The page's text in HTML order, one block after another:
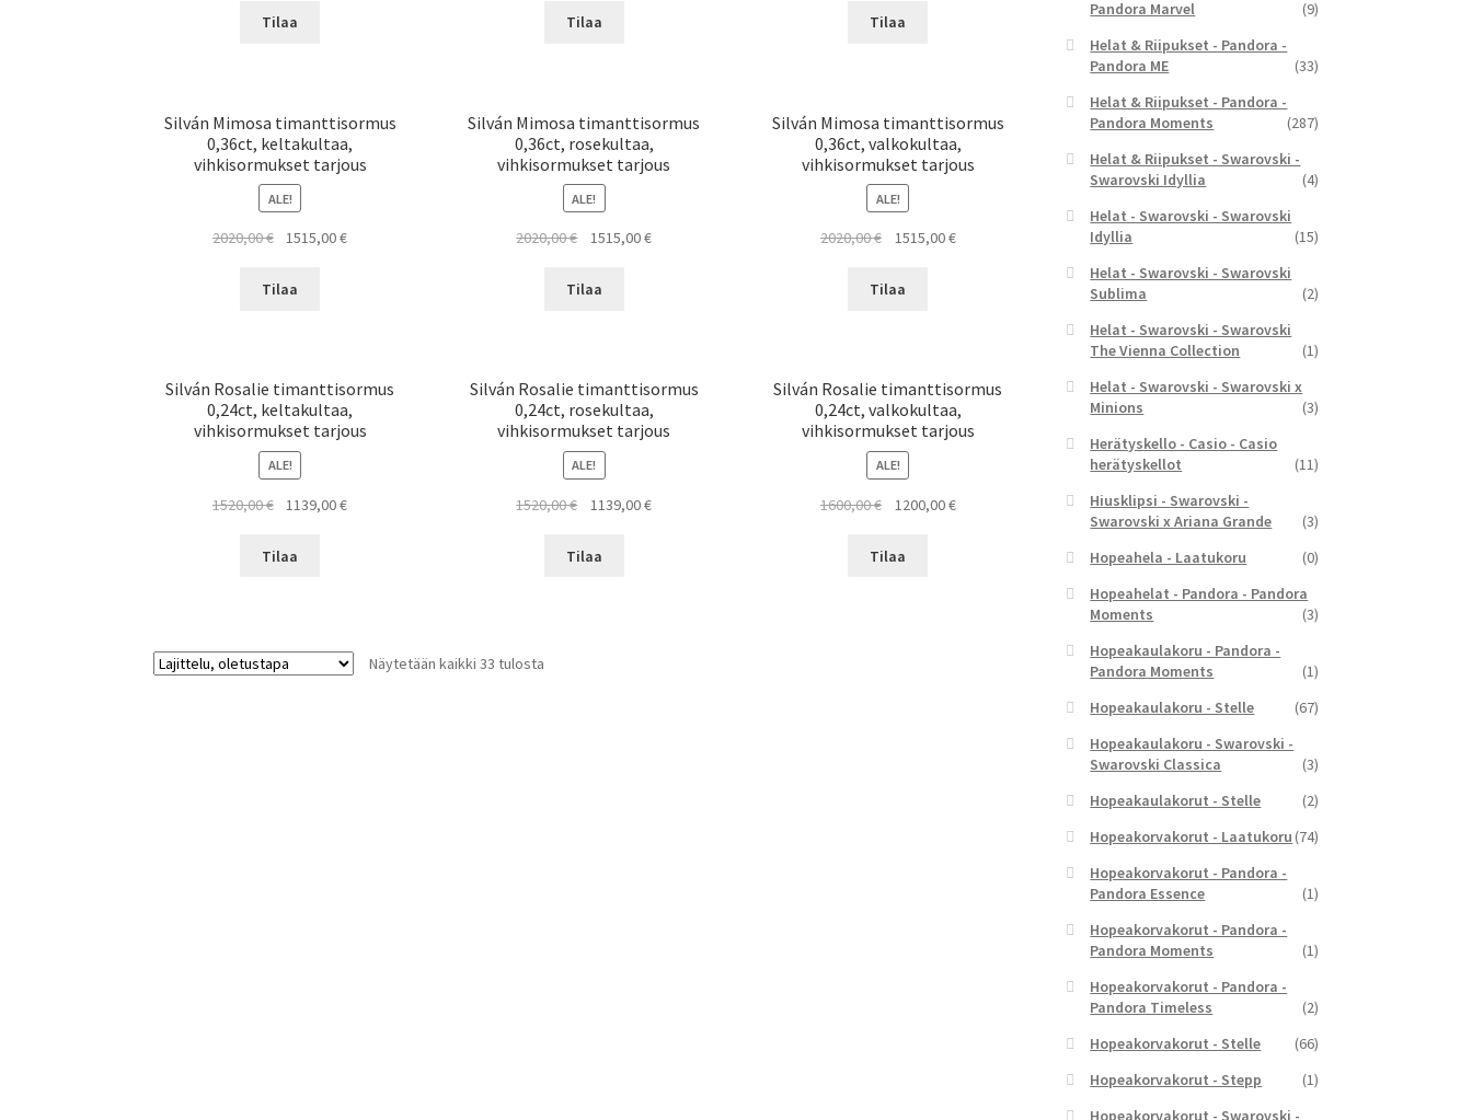
oli:
Tilaa
oli:
Tilaa
oli:
Tilaa
Silván Mimosa timanttisormus
0,36ct, keltakultaa,
vihkisormukset tarjous
ALE!
2020,00€
Alkuperäinen
oli:
1515,00€Nykyinen
Tilaa
Silván Mimosa timanttisormus
0,36ct, rosekultaa,
vihkisormukset tarjous
ALE!
2020,00€
Alkuperäinen
oli:
1515,00€Nykyinen
Tilaa
Silván Mimosa timanttisormus
0,36ct, valkokultaa,
vihkisormukset tarjous
ALE!
2020,00€
Alkuperäinen
oli:
1515,00€Nykyinen
Tilaa
Silván Rosalie timanttisormus
0,24ct, keltakultaa,
vihkisormukset tarjous
ALE!
1520,00€
Alkuperäinen
oli:
1139,00€Nykyinen
Tilaa
Silván Rosalie timanttisormus
0,24ct, rosekultaa,
vihkisormukset tarjous
ALE!
1520,00€
Alkuperäinen
oli:
1139,00€Nykyinen
Tilaa
Silván Rosalie timanttisormus
0,24ct, valkokultaa,
vihkisormukset tarjous
ALE!
1600,00€
Alkuperäinen
oli:
1200,00€Nykyinen
Tilaa
Näytetään kaikki 33 tulosta
Pandora Marvel
(9)
Helat & Riipukset - Pandora -
Pandora ME
(33)
Helat & Riipukset - Pandora -
Pandora Moments
(287)
Helat & Riipukset - Swarovski -
Swarovski Idyllia
(4)
Helat - Swarovski - Swarovski
Idyllia
(15)
Helat - Swarovski - Swarovski
Sublima
(2)
Helat - Swarovski - Swarovski
The Vienna Collection
(1)
Helat - Swarovski - Swarovski x
Minions
(3)
Herätyskello - Casio - Casio
herätyskellot
(11)
Hiusklipsi - Swarovski -
Swarovski x Ariana Grande
(3)
Hopeahela - Laatukoru
(0)
Hopeahelat - Pandora - Pandora
Moments
(3)
Hopeakaulakoru - Pandora -
Pandora Moments
(1)
Hopeakaulakoru - Stelle
(67)
Hopeakaulakoru - Swarovski -
Swarovski Classica
(3)
Hopeakaulakorut - Stelle
(2)
Hopeakorvakorut - Laatukoru (74)
Hopeakorvakorut - Pandora -
Pandora Essence
(1)
Hopeakorvakorut - Pandora -
Pandora Moments
(1)
Hopeakorvakorut - Pandora -
Pandora Timeless
(2)
Hopeakorvakorut - Stelle
(66)
Hopeakorvakorut - Stepp
(1)
Hopeakorvakorut - Swarovski -